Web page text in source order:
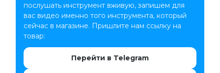
послушать инструмент вживую, запишем для
вас видео именно того инструмента, который
сейчас в магазине. Пришлите нам ссылку на
товар:
Перейти в Telegram